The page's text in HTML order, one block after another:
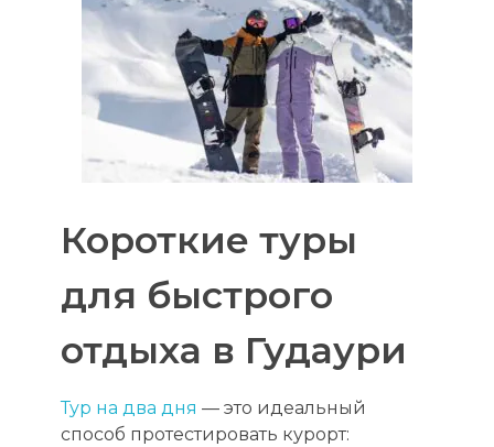
Короткие туры
для быстрого
отдыха в Гудаури
Тур на два дня — это идеальный
способ протестировать курорт: